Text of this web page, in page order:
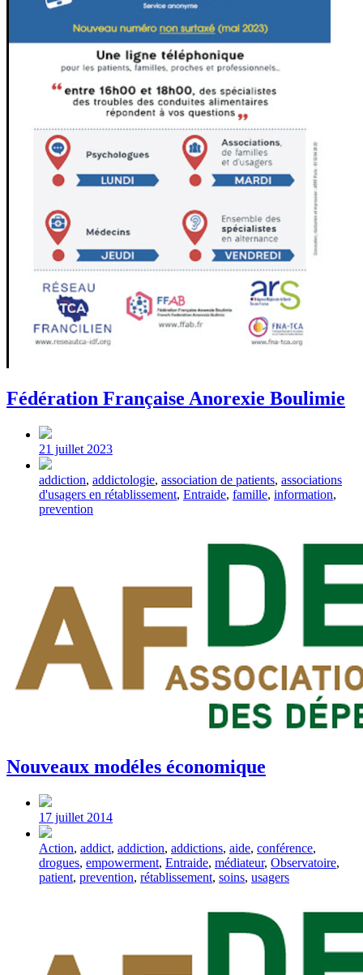
Fédération Française Anorexie Boulimie
Post
date
21 juillet 2023
Tagged
with
addiction, addictologie, association de patients, associations
d'usagers en rétablissement, Entraide, famille, information,
prevention
Nouveaux modéles économique
Post
date
17 juillet 2014
Tagged
with
Action, addict, addiction, addictions, aide, conférence,
drogues, empowerment, Entraide, médiateur, Observatoire,
patient, prevention, rétablissement, soins, usagers